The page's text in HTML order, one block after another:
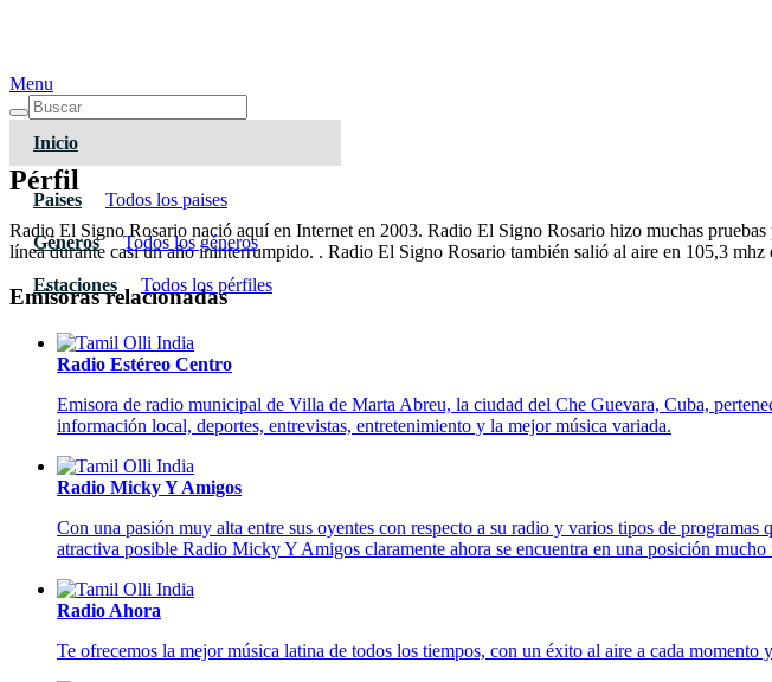
Menu
Inicio
Paises Todos los paises
Géneros Todos los géneros
Estaciones Todos los pérfiles
Pérfil
Radio El Signo Rosario nació aquí en Internet en 2003. Radio El Signo Rosario hizo muchas
línea durante casi un año ininterrumpido. . Radio El Signo Rosario también salió al aire en 105,3
Emisoras relacionadas
Radio Estéreo Centro
Emisora de radio municipal de Villa de Marta Abreu, la ciudad del Che Guevara, Cuba,
información local, deportes, entrevistas, entretenimiento y la mejor música variada.
Radio Micky Y Amigos
Con una pasión muy alta entre sus oyentes con respecto a su radio y varios tipos de
atractiva posible Radio Micky Y Amigos claramente ahora se encuentra en una posición
Radio Ahora
Te ofrecemos la mejor música latina de todos los tiempos, con un éxito al aire a cada momento